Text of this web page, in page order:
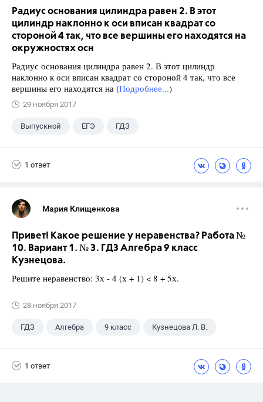
Радиус основания цилиндра равен 2. В этот
цилиндр наклонно к оси вписан квадрат со
стороной 4 так, что все вершины его находятся на
окружностях осн
Радиус основания цилиндра равен 2. В этот цилиндр
наклонно к оси вписан квадрат со стороной 4 так, что все
вершины его находятся на (Подробнее...)
29 ноября 2017
Выпускной ЕГЭ ГДЗ
1 ответ
Мария Клищенкова
Привет! Какое решение у неравенства? Работа №
10. Вариант 1. № 3. ГДЗ Алгебра 9 класс
Кузнецова.
Решите неравенство: 3х - 4 (х + 1) < 8 + 5х.
28 ноября 2017
ГДЗ Алгебра 9 класс Кузнецова Л. В.
1 ответ